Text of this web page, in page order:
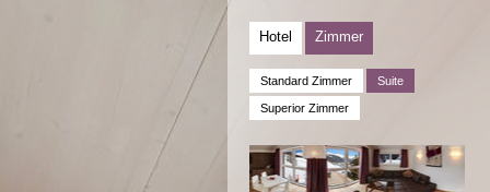
Hotel Zimmer
Standard Zimmer Suite
Superior Zimmer